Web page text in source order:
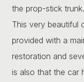
the prop-stick trunk.
This very beautiful
provided with a
restoration and
is also that the car